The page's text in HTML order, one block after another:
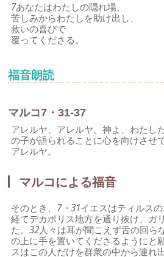
7あなたはわたしの隠れ場、
苦しみからわたしを助け出し、
救いの喜びで
覆ってくださる。
福音朗読
マルコ7・31-37
アレルヤ、アレルヤ。神よ、わたし
の子が語られることに心を向けさせ
アレルヤ。
マルコによる福音
そのとき、 7・31イエスはティルス
経てデカポリス地方を通り抜け、ガ
た。32人々は耳が聞こえず舌の回ら
の上に手を置いてくださるようにと
スはこの人だけを群衆の中から連れ